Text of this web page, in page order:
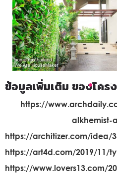
ข้อมูลเพิ่มเติม ของโคร
https://
alkhemist-
https://architizer.com/idea/
https://art4d.com/2019/11/
https://www.lovers13.com/